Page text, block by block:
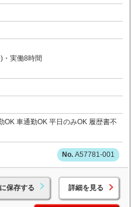
実働8時間
OK 車通勤OK 平日のみOK 履歴書不
A57781-001
保存する 詳細を見る